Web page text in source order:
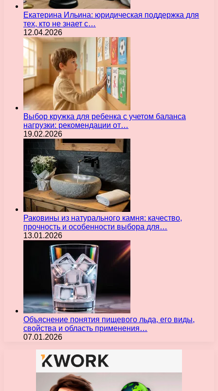
Екатерина Ильина: юридическая поддержка для
тех, кто не знает с…
12.04.2026
Выбор кружка для ребенка с учетом баланса
нагрузки: рекомендации от…
19.02.2026
Раковины из натурального камня: качество,
прочность и особенности выбора для…
13.01.2026
Объяснение понятия пищевого льда, его виды,
свойства и область применения…
07.01.2026